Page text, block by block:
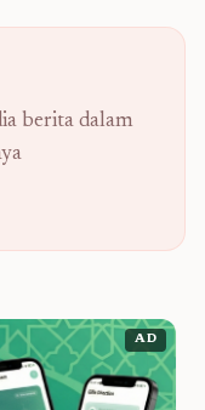
berita dalam
AD